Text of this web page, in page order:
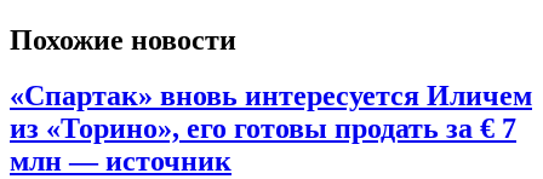
Похожие новости
«Спартак» вновь интересуется Иличем
из «Торино», его готовы продать за € 7
млн — источник